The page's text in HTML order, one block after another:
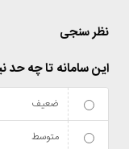
نظر سنجی
این سامانه تا چه حد
ضعیف
متوسط